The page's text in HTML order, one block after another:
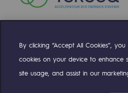
Compte Twitter
Compte
By clicking “Accept All Cookies”,
cookies on your device to enhance
site usage, and assist in our